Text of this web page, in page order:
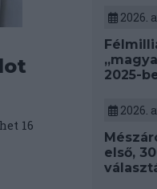
16
2026.
2025-
2026.
első,